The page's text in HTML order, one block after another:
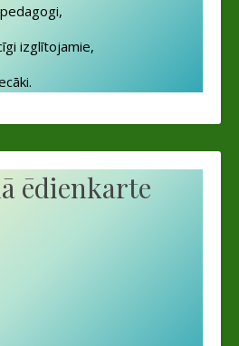
izglītojamie,
ēdienkarte